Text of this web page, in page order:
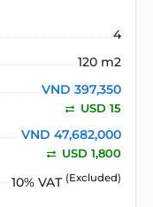
4
120 m2
VND 397,350
USD 15
VND 47,682,000
USD 1,800
10% VAT (Excluded)